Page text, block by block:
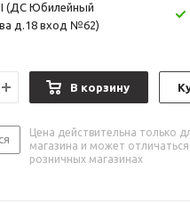
(ДС Юбилейный
д.18 вход №62)
В корзину
Цена действительна только
магазина и может
розничных магазинах